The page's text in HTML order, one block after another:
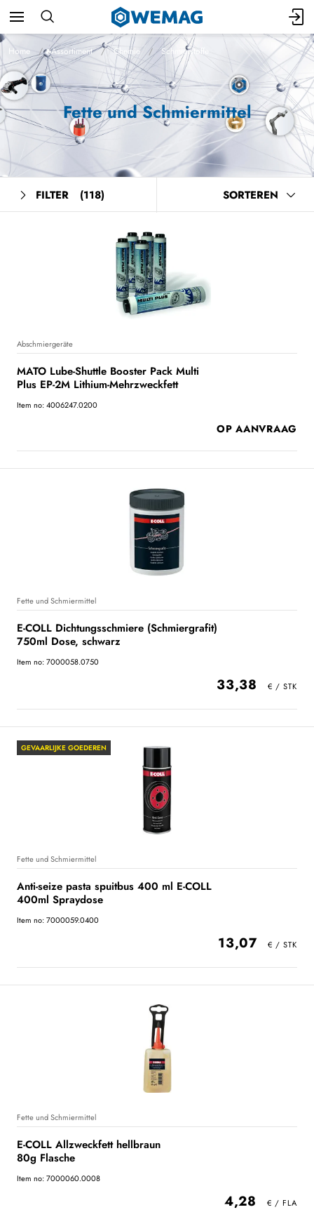
Home Assortiment Chemie Schmierstoffe
Fette und Schmiermittel
FILTER (118) SORTEREN
Abschmiergeräte
MATO Lube-Shuttle Booster Pack Multi
Plus EP-2M Lithium-Mehrzweckfett
Item no: 4006247.0200
OP AANVRAAG
Fette und Schmiermittel
E-COLL Dichtungsschmiere (Schmiergrafit)
750ml Dose, schwarz
Item no: 7000058.0750
33,38
GEVAARLIJKE GOEDEREN
Fette und Schmiermittel
Anti-seize pasta spuitbus 400 ml E-COLL
400ml Spraydose
Item no: 7000059.0400
13,07
Fette und Schmiermittel
E-COLL Allzweckfett hellbraun
80g Flasche
Item no: 7000060.0008
4,28